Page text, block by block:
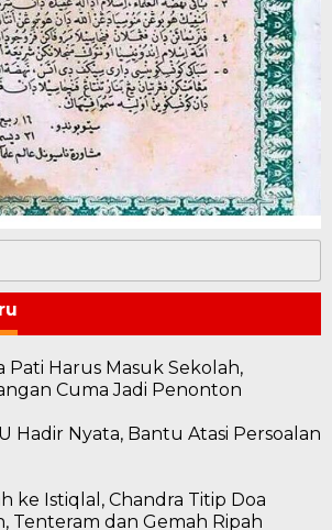
Pati Harus Masuk Sekolah,
Cuma Jadi Penonton
Hadir Nyata, Bantu Atasi Persoalan
ke Istiqlal, Chandra Titip Doa
Tenteram dan Gemah Ripah